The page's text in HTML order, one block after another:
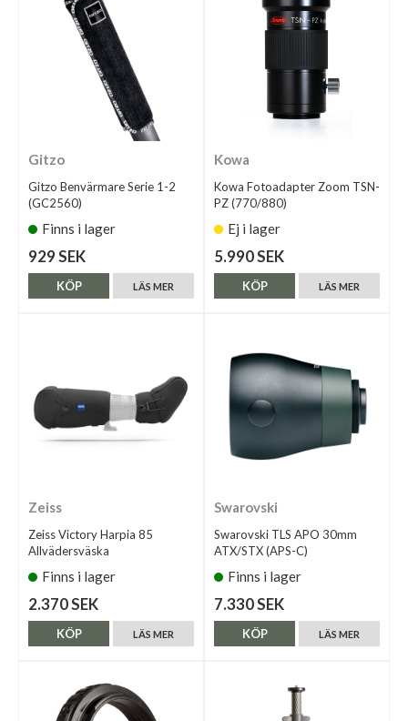
Gitzo
Gitzo Benvärmare Serie 1-2
(GC2560)
Finns i lager
929 SEK
LÄS MER
KÖP
Kowa
Kowa Fotoadapter Zoom TSN-
PZ (770/880)
Ej i lager
5.990 SEK
LÄS MER
KÖP
Zeiss
Zeiss Victory Harpia 85
Allvädersväska
Finns i lager
2.370 SEK
LÄS MER
KÖP
Swarovski
Swarovski TLS APO 30mm
ATX/STX (APS-C)
Finns i lager
7.330 SEK
LÄS MER
KÖP